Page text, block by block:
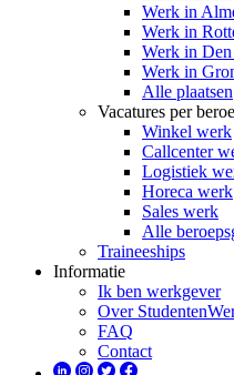
Werk in
Werk in
Werk in
Werk in
Alle plaatsen
Vacatures per
Winkel werk
Callcenter
Logistiek
Horeca werk
Sales werk
Alle
Traineeships
Informatie
Ik ben werkgever
Over
FAQ
Contact